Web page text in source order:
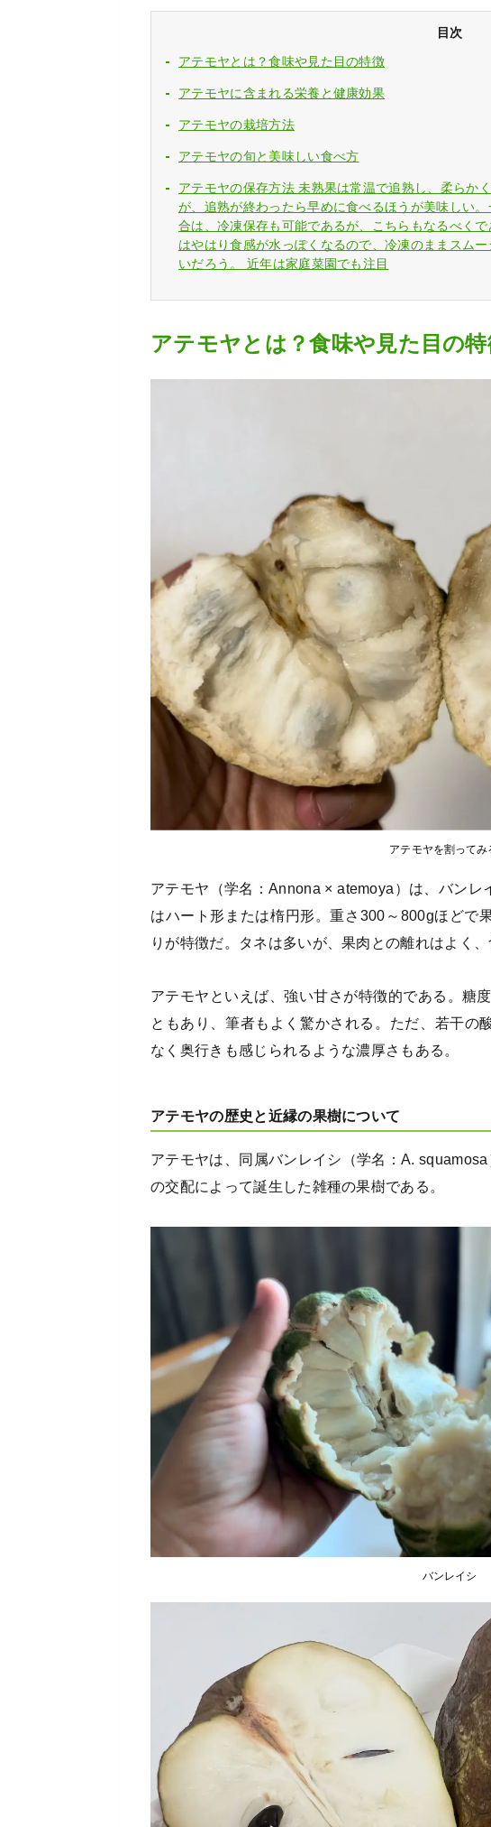
目次
アテモヤとは？食味や見た目の特徴
アテモヤに含まれる栄養と健康効果
アテモヤの栽培方法
アテモヤの旬と美味しい食べ方
アテモヤの保存方法 未熟果は常温で追熟し、柔らか
が、追熟が終わったら早めに食べるほうが美味しい
合は、冷凍保存も可能であるが、こちらもなるべく
はやはり食感が水っぽくなるので、冷凍のままスム
いだろう。 近年は家庭菜園でも注目
アテモヤとは？食味や見た目の
アテモヤを割ってみ
アテモヤ（学名：Annona × atemoya）は、バンレ
はハート形または楕円形。重さ300～800gほどで
りが特徴だ。タネは多いが、果肉との離れはよく
アテモヤといえば、強い甘さが特徴的である。糖
ともあり、筆者もよく驚かされる。ただ、若干の
なく奥行きも感じられるような濃厚さもある。
アテモヤの歴史と近縁の果樹について
アテモヤは、同属バンレイシ（学名：A.
の交配によって誕生した雑種の果樹である。
バンレイシ